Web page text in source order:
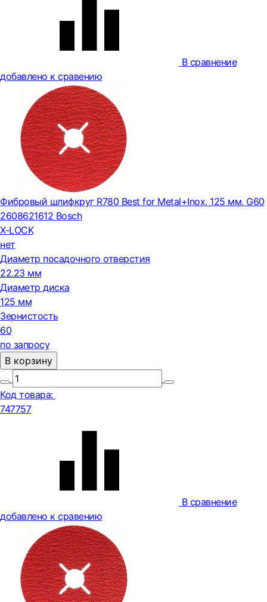
В сравнение
добавлено к сравению
Фибровый шлифкруг R780 Best for Metal+Inox, 125 мм, G60
2608621612 Bosch
X-LOCK
нет
Диаметр посадочного отверстия
22.23 мм
Диаметр диска
125 мм
Зернистость
60
по запросу
В корзину
Код товара:
747757
В сравнение
добавлено к сравению